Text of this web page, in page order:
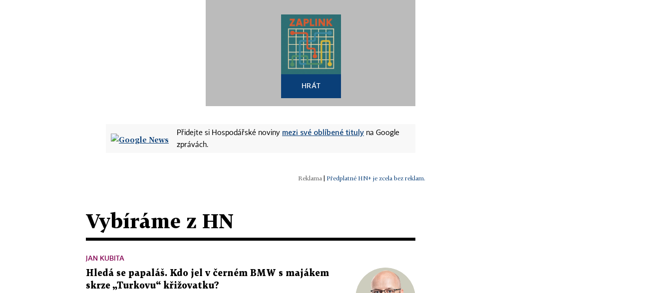
HRÁT
Přidejte si Hospodářské noviny mezi své oblíbené tituly na Google
zprávách.
| Předplatné HN+ je zcela bez reklam.
Vybíráme z HN
JAN KUBITA
Hledá se papaláš. Kdo jel v černém BMW s majákem
skrze „Turkovu“ křižovatku?